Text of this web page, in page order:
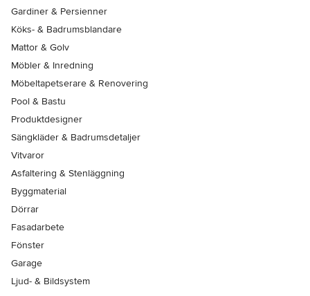
Gardiner & Persienner
Köks- & Badrumsblandare
Mattor & Golv
Möbler & Inredning
Möbeltapetserare & Renovering
Pool & Bastu
Produktdesigner
Sängkläder & Badrumsdetaljer
Vitvaror
Asfaltering & Stenläggning
Byggmaterial
Dörrar
Fasadarbete
Fönster
Garage
Ljud- & Bildsystem